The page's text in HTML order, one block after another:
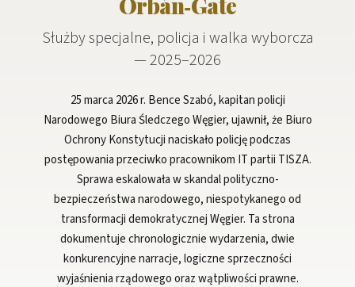
Służby specjalne, policja i walka wyborcza
— 2025–2026
25 marca 2026 r. Bence Szabó, kapitan policji
Narodowego Biura Śledczego Węgier, ujawnił, że Biuro
Ochrony Konstytucji naciskało policję podczas
postępowania przeciwko pracownikom IT partii TISZA.
Sprawa eskalowała w skandal polityczno-
bezpieczeństwa narodowego, niespotykanego od
transformacji demokratycznej Węgier. Ta strona
dokumentuje chronologicznie wydarzenia, dwie
konkurencyjne narracje, logiczne sprzeczności
wyjaśnienia rządowego oraz wątpliwości prawne.